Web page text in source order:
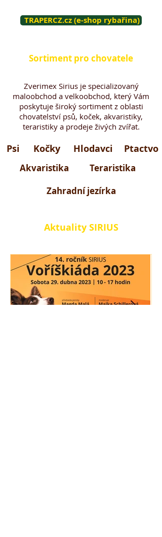
TRAPERCZ.cz (e-shop rybařina)
Sortiment pro chovatele
Zverimex Sirius je specializovaný
maloobchod a velkoobchod, který Vám
poskytuje široký sortiment z oblasti
chovatelství psů, koček, akvaristiky,
teraristiky a prodeje živých zvířat.
Psi Kočky
Akvaristika
Hlodavci Ptactvo
Teraristika
Zahradní jezírka
Aktuality SIRIUS